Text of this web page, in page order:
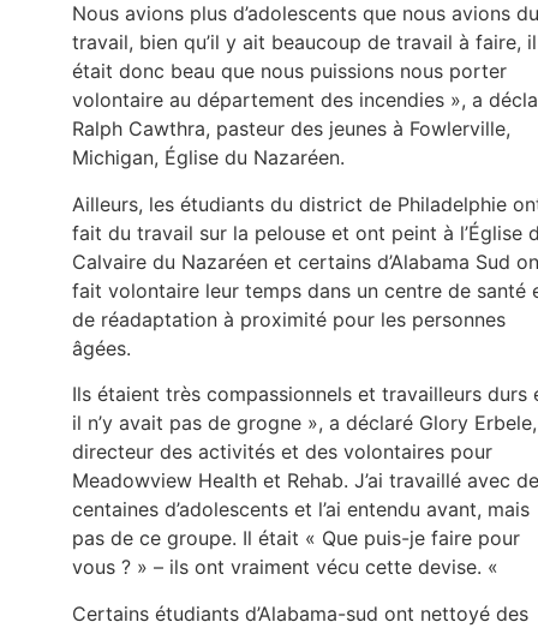
Nous avions plus d’adolescents que nous avions du
travail, bien qu’il y ait beaucoup de travail à faire, il
était donc beau que nous puissions nous porter
volontaire au département des incendies », a
Ralph Cawthra, pasteur des jeunes à Fowlerville,
Michigan, Église du Nazaréen.
Ailleurs, les étudiants du district de Philadelphie
fait du travail sur la pelouse et ont peint à l’Église
Calvaire du Nazaréen et certains d’Alabama Sud
fait volontaire leur temps dans un centre de santé
de réadaptation à proximité pour les personnes
âgées.
Ils étaient très compassionnels et travailleurs durs
il n’y avait pas de grogne », a déclaré Glory Erbele,
directeur des activités et des volontaires pour
Meadowview Health et Rehab. J’ai travaillé avec
centaines d’adolescents et l’ai entendu avant, mais
pas de ce groupe. Il était « Que puis-je faire pour
vous ? » – ils ont vraiment vécu cette devise. «
Certains étudiants d’Alabama-sud ont nettoyé des